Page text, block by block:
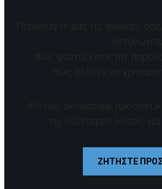
Περιγράψτε μας τις ανάγκες
ΖΗΤΗΣΤΕ